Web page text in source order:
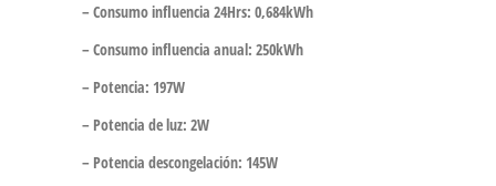
– Consumo influencia 24Hrs: 0,684kWh
– Consumo influencia anual: 250kWh
– Potencia: 197W
– Potencia de luz: 2W
– Potencia descongelación: 145W